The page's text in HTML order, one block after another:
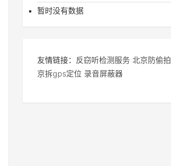
暂时没有数据
友情链接： 反窃听检测服务 北京防偷拍
京拆gps定位 录音屏蔽器